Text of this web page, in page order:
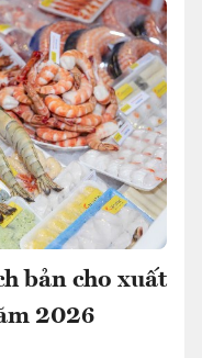
bản cho xuất
2026